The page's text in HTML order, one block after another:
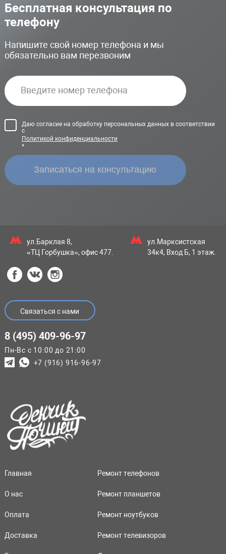
Бесплатная консультация по
телефону
Напишите свой номер телефона и мы
обязательно вам перезвоним
Даю согласие на обработку персональных данных в соответствии
с
Политикой конфиденциальности
*
ул.Барклая 8,
«ТЦ Горбушка», офис 477.
ул.Марксистская
34к4, Вход Б, 1 этаж.
Связаться с нами
8 (495) 409-96-97
Пн-Вс с 10:00 до 21:00
+7 (916) 916-96-97
Главная
О нас
Оплата
Доставка
Ремонт телефонов
Ремонт планшетов
Ремонт ноутбуков
Ремонт телевизоров